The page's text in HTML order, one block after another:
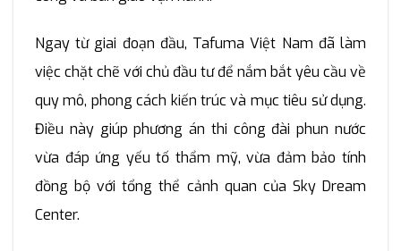
Ngay từ giai đoạn đầu, Tafuma Việt Nam đã làm
việc chặt chẽ với chủ đầu tư để nắm bắt yêu cầu về
quy mô, phong cách kiến trúc và mục tiêu sử dụng.
Điều này giúp phương án thi công đài phun nước
vừa đáp ứng yếu tố thẩm mỹ, vừa đảm bảo tính
đồng bộ với tổng thể cảnh quan của Sky Dream
Center.